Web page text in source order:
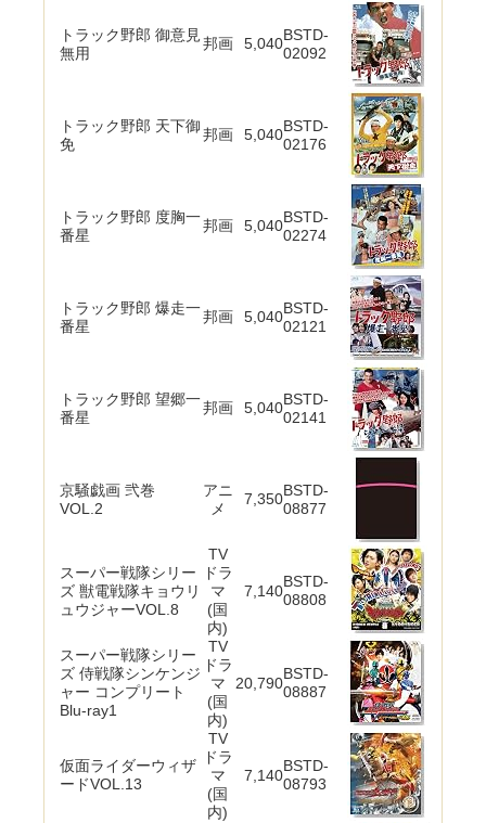
トラック野郎 御意見
無用
邦画 5,040BSTD-
02092
トラック野郎 天下御
免
邦画 5,040BSTD-
02176
トラック野郎 度胸一
番星
邦画 5,040BSTD-
02274
トラック野郎 爆走一
番星
邦画 5,040BSTD-
02121
トラック野郎 望郷一
番星
邦画 5,040BSTD-
02141
京騒戯画 弐巻
VOL.2
アニ
メ
7,350BSTD-
08877
スーパー戦隊シリー
ズ 獣電戦隊キョウリ
ュウジャーVOL.8
TV
ドラ
マ
(国
内)
7,140
BSTD-
08808
スーパー戦隊シリー
ズ 侍戦隊シンケンジ
ャー コンプリート
Blu-ray1
TV
ドラ
マ
(国
内)
20,790
BSTD-
08887
仮面ライダーウィザ
ードVOL.13
TV
ドラ
マ
(国
内)
7,140
BSTD-
08793